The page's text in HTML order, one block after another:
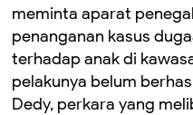
meminta aparat
penanganan kasus
terhadap anak di
pelakunya belum
Dedy, perkara yang